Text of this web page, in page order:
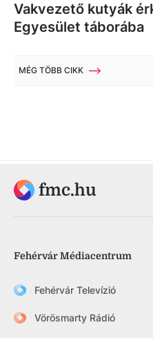
Vakvezető kutyák
Egyesület táborába
MÉG TÖBB CIKK
fmc.hu
Fehérvár Médiacentrum
Fehérvár Televízió
Vörösmarty Rádió